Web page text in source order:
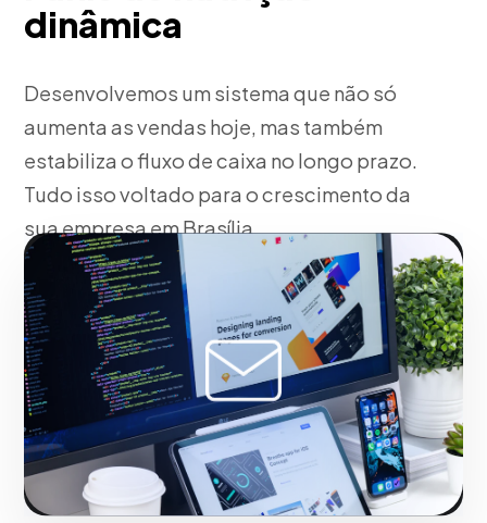
dinâmica
Desenvolvemos um sistema que não só
aumenta as vendas hoje, mas também
estabiliza o fluxo de caixa no longo prazo.
Tudo isso voltado para o crescimento da
sua empresa em Brasília.
Fase 2: Pensando no seu negócio, planteamiento de
tácticas Go-To-Market e proyecciones.
Consolidando a liderança digital em Brasília.
Iniciar projeto